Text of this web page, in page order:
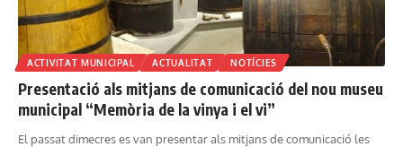
ACTIVITAT MUNICIPAL ACTUALITAT NOTÍCIES
Presentació als mitjans de comunicació del nou museu
municipal “Memòria de la vinya i el vi”
El passat dimecres es van presentar als mitjans de comunicació les